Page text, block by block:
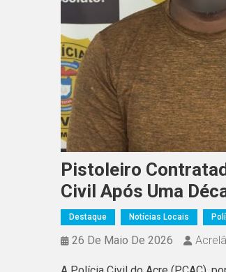
Pistoleiro
Civil Após Uma
Destaque Notícias Locais
26 De Maio De 2026